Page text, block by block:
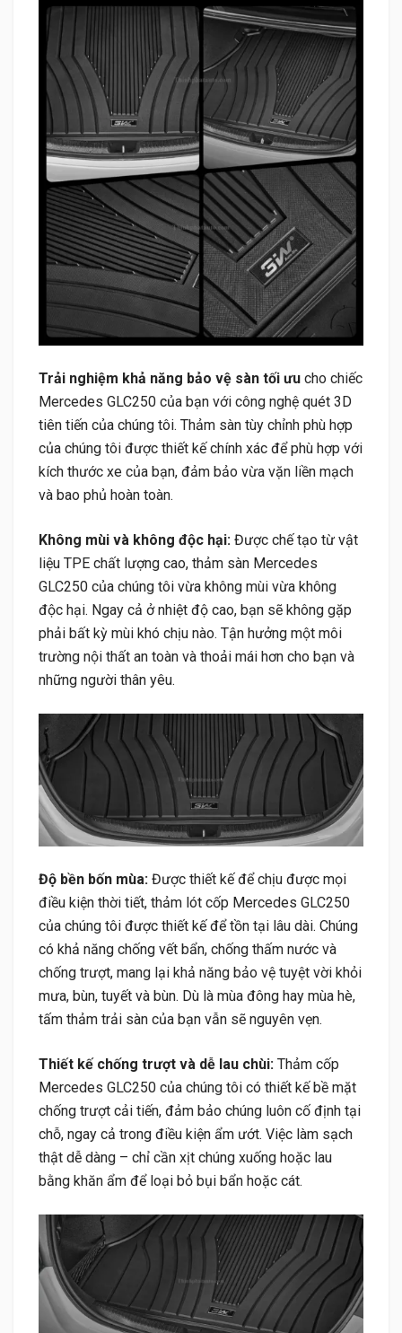
Trải nghiệm khả năng bảo vệ sàn tối ưu cho chiếc
Mercedes GLC250 của bạn với công nghệ quét 3D
tiên tiến của chúng tôi. Thảm sàn tùy chỉnh phù hợp
của chúng tôi được thiết kế chính xác để phù hợp với
kích thước xe của bạn, đảm bảo vừa vặn liền mạch
và bao phủ hoàn toàn.
Không mùi và không độc hại: Được chế tạo từ vật
liệu TPE chất lượng cao, thảm sàn Mercedes
GLC250 của chúng tôi vừa không mùi vừa không
độc hại. Ngay cả ở nhiệt độ cao, bạn sẽ không gặp
phải bất kỳ mùi khó chịu nào. Tận hưởng một môi
trường nội thất an toàn và thoải mái hơn cho bạn và
những người thân yêu.
Độ bền bốn mùa: Được thiết kế để chịu được mọi
điều kiện thời tiết, thảm lót cốp Mercedes GLC250
của chúng tôi được thiết kế để tồn tại lâu dài. Chúng
có khả năng chống vết bẩn, chống thấm nước và
chống trượt, mang lại khả năng bảo vệ tuyệt vời khỏi
mưa, bùn, tuyết và bùn. Dù là mùa đông hay mùa hè,
tấm thảm trải sàn của bạn vẫn sẽ nguyên vẹn.
Thiết kế chống trượt và dễ lau chùi: Thảm cốp
Mercedes GLC250 của chúng tôi có thiết kế bề mặt
chống trượt cải tiến, đảm bảo chúng luôn cố định tại
chỗ, ngay cả trong điều kiện ẩm ướt. Việc làm sạch
thật dễ dàng – chỉ cần xịt chúng xuống hoặc lau
bằng khăn ẩm để loại bỏ bụi bẩn hoặc cát.